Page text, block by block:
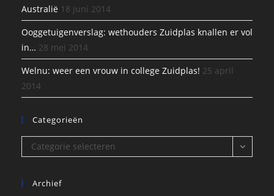
Australië 18 juni 2014
Ooggetuigenverslag: wethouders Zuidplas knallen er vol
in… 28 mei 2014
Welnu: weer een vrouw in college Zuidplas! 25 april
2014
Categorieën
Categorieën
Categorie selecteren
Archief